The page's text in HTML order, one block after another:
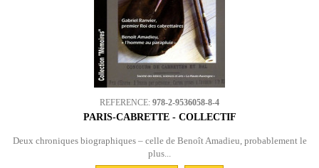
REFERENCE: 978-2-9536058-8-4
PARIS-CABRETTE - COLLECTIF
Deux chroniques biographiques – celle de Benoît Amadieu, probablement le
plus...